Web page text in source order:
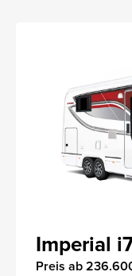
Imperial
Preis ab